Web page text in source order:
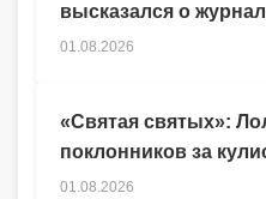
высказался о
01.08.2026
«Святая святых»:
поклонников за
01.08.2026